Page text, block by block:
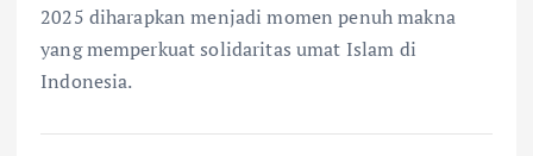
2025 diharapkan menjadi momen penuh makna
yang memperkuat solidaritas umat Islam di
Indonesia.